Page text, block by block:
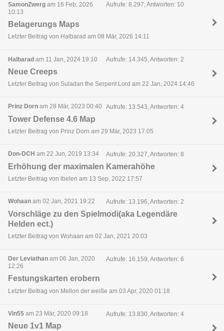
SamonZwerg am 16 Feb, 2026
10:13
Aufrufe: 8.297, Antworten: 10
Belagerungs Maps
Letzter Beitrag von Halbarad am 08 Mär, 2026 14:11
Halbarad am 11 Jan, 2024 19:10 Aufrufe: 14.345, Antworten: 2
Neue Creeps
Letzter Beitrag von Suladan the Serpent Lord am 22 Jan, 2024 14:46
Prinz Dorn am 28 Mär, 2023 00:40 Aufrufe: 13.543, Antworten: 4
Tower Defense 4.6 Map
Letzter Beitrag von Prinz Dorn am 29 Mär, 2023 17:05
Don-DCH am 22 Jun, 2019 13:34 Aufrufe: 20.327, Antworten: 8
Erhöhung der maximalen Kamerahöhe
Letzter Beitrag von lbelen am 13 Sep, 2022 17:57
Wohaan am 02 Jan, 2021 19:22 Aufrufe: 13.196, Antworten: 2
Vorschläge zu den Spielmodi(aka Legendäre
Helden ect.)
Letzter Beitrag von Wohaan am 02 Jan, 2021 20:03
Der Leviathan am 06 Jan, 2020
12:26
Aufrufe: 16.159, Antworten: 6
Festungskarten erobern
Letzter Beitrag von Mellon der weiße am 03 Apr, 2020 01:18
Vin55 am 23 Mär, 2020 09:18 Aufrufe: 13.830, Antworten: 4
Neue 1v1 Map